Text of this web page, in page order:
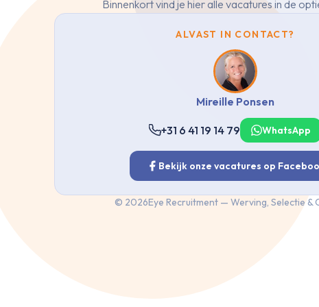
Binnenkort vind je hier alle vacatures in de
ALVAST IN CONTACT?
Mireille Ponsen
+31 6 41 19 14 79 WhatsApp
Bekijk onze vacatures op
© 2026Eye Recruitment — Werving, Selectie &